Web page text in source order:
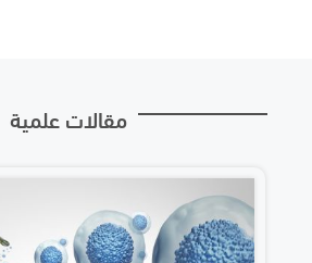
مقالات علمية